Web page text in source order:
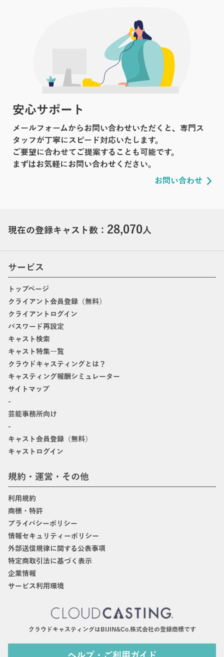
安心サポート
メールフォームからお問い合わせいただくと、専門ス
タッフが丁寧にスピード対応いたします。
ご要望に合わせてご提案することも可能です。
まずはお気軽にお問い合わせください。
お問い合わせ
現在の登録キャスト数： 28,070人
サービス
トップページ
クライアント会員登録（無料）
クライアントログイン
パスワード再設定
キャスト検索
キャスト特集一覧
クラウドキャスティングとは？
キャスティング報酬シミュレーター
サイトマップ
-
芸能事務所向け
-
キャスト会員登録（無料）
キャストログイン
規約・運営・その他
利用規約
商標・特許
プライバシーポリシー
情報セキュリティーポリシー
外部送信規律に関する公表事項
特定商取引法に基づく表示
企業情報
サービス利用環境
クラウドキャスティングはBIJIN&Co.株式会社の登録商標です